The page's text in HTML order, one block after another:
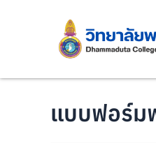
แบบฟอร์ม